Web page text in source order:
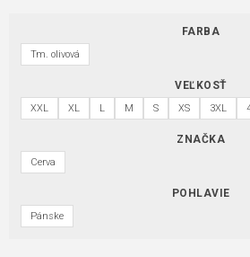
FARBA
Tm. olivová
VEĽKOSŤ
XXL XL L M S XS 3XL
ZNAČKA
Cerva
POHLAVIE
Pánske